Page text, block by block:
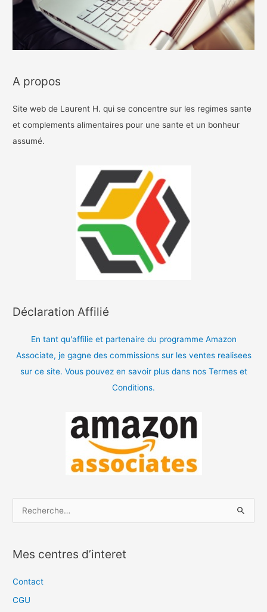
A propos
Site web de Laurent H. qui se concentre sur les regimes sante
et complements alimentaires pour une sante et un bonheur
assumé.
Déclaration Affilié
En tant qu'affilie et partenaire du programme Amazon
Associate, je gagne des commissions sur les ventes realisees
sur ce site. Vous pouvez en savoir plus dans nos Termes et
Conditions.
h
e
Mes centres d’interet
Contact
CGU